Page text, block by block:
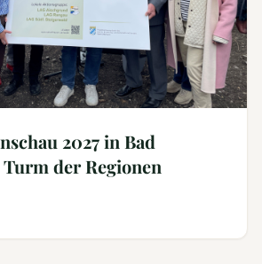
2027 in Bad
der Regionen